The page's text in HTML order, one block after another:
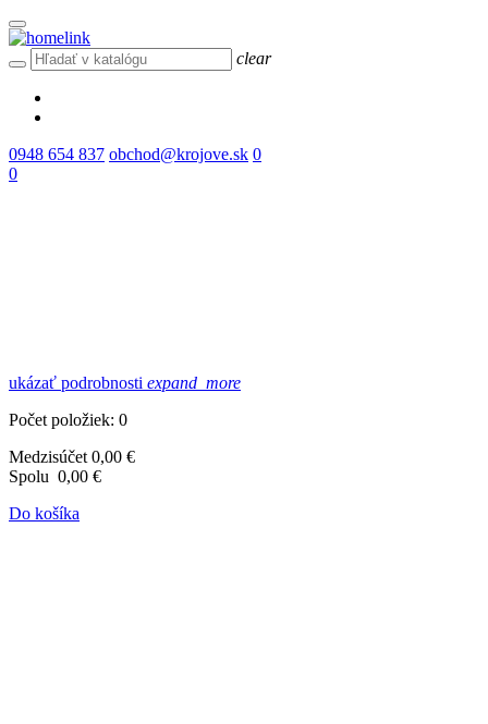
clear
0948 654 837 obchod@krojove.sk 0
0
ukázať podrobnosti expand_more
Počet položiek: 0
Medzisúčet 0,00 €
Spolu 0,00 €
Do košíka